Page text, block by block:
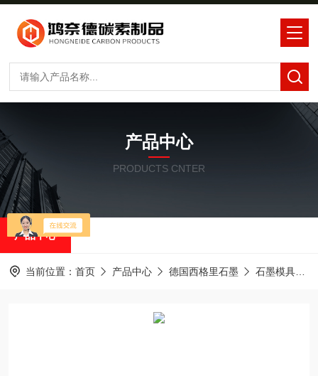
产品中心
PRODUCTS CNTER
产品中心
当前位置： 首页 产品中心 德国西格里石墨 石墨模具